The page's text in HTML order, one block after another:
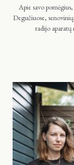
Apie savo
Degučiuose,
radijo aparatų